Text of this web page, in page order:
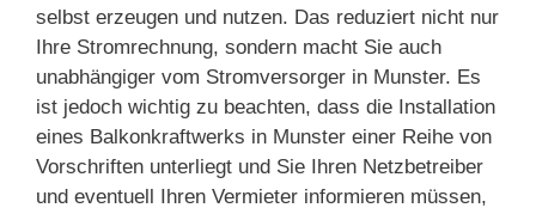
selbst erzeugen und nutzen. Das reduziert nicht nur
Ihre Stromrechnung, sondern macht Sie auch
unabhängiger vom Stromversorger in Munster. Es
ist jedoch wichtig zu beachten, dass die Installation
eines Balkonkraftwerks in Munster einer Reihe von
Vorschriften unterliegt und Sie Ihren Netzbetreiber
und eventuell Ihren Vermieter informieren müssen,